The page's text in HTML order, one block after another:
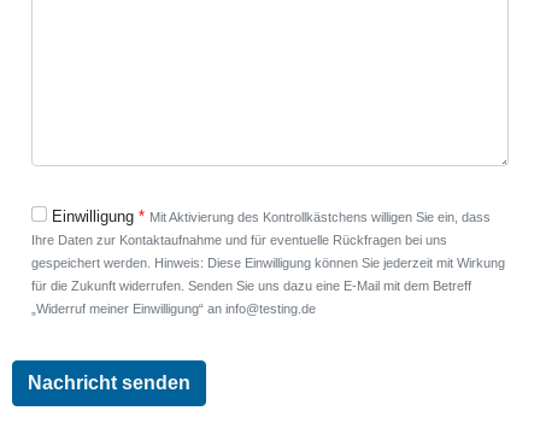
Einwilligung
Mit Aktivierung des Kontrollkästchens willigen Sie ein, dass
Ihre Daten zur Kontaktaufnahme und für eventuelle Rückfragen bei uns
gespeichert werden. Hinweis: Diese Einwilligung können Sie jederzeit mit Wirkung
für die Zukunft widerrufen. Senden Sie uns dazu eine E-Mail mit dem Betreff
„Widerruf meiner Einwilligung“ an info@testing.de